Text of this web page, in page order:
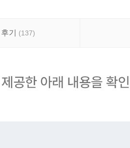
후기 (137)